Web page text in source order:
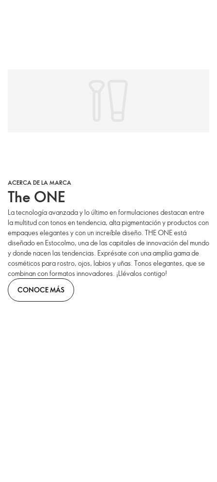
ACERCA DE LA MARCA
The ONE
La tecnología avanzada y lo último en formulaciones destacan entre
la multitud con tonos en tendencia, alta pigmentación y productos con
empaques elegantes y con un increíble diseño. THE ONE está
diseñado en Estocolmo, una de las capitales de innovación del mundo
y donde nacen las tendencias. Exprésate con una amplia gama de
cosméticos para rostro, ojos, labios y uñas. Tonos elegantes, que se
combinan con formatos innovadores. ¡Llévalos contigo!
CONOCE MÁS